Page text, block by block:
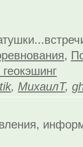
,
, МихаилТ,